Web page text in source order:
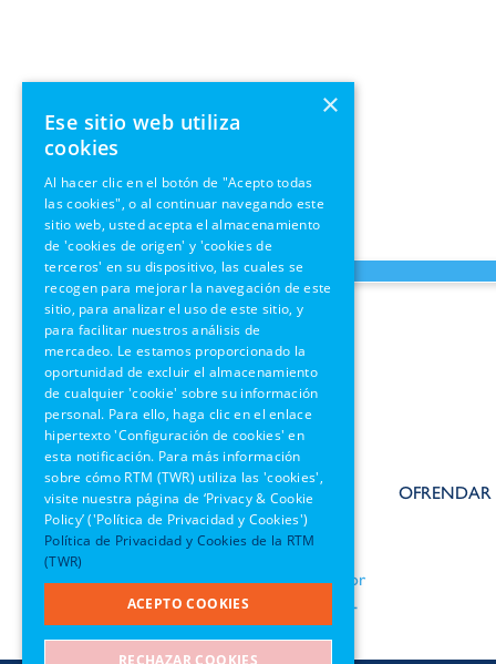
Políticas
Términos de uso
Información de GDPR
una organización
benéfica reconocida por
el IRS 501(c)3 EIN: 22-
1690564
OFRENDAR
×
Ese sitio web utiliza
cookies
Al hacer clic en el botón de "Acepto todas
las cookies", o al continuar navegando este
sitio web, usted acepta el almacenamiento
de 'cookies de origen' y 'cookies de
terceros' en su dispositivo, las cuales se
recogen para mejorar la navegación de este
sitio, para analizar el uso de este sitio, y
para facilitar nuestros análisis de
mercadeo. Le estamos proporcionado la
oportunidad de excluir el almacenamiento
de cualquier 'cookie' sobre su información
personal. Para ello, haga clic en el enlace
hipertexto 'Configuración de cookies' en
esta notificación. Para más información
sobre cómo RTM (TWR) utiliza las 'cookies',
visite nuestra página de ‘Privacy & Cookie
Policy’ ('Política de Privacidad y Cookies')
Política de Privacidad y Cookies de la RTM
(TWR)
ACEPTO COOKIES
RECHAZAR COOKIES